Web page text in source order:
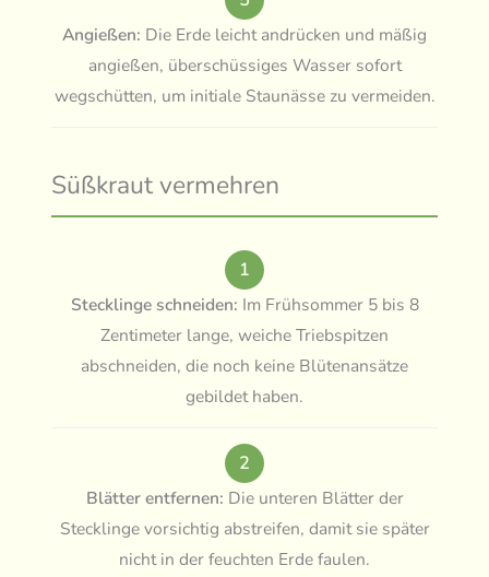
Angießen: Die Erde leicht andrücken und mäßig
angießen, überschüssiges Wasser sofort
wegschütten, um initiale Staunässe zu vermeiden.
Süßkraut vermehren
1
Stecklinge schneiden: Im Frühsommer 5 bis 8
Zentimeter lange, weiche Triebspitzen
abschneiden, die noch keine Blütenansätze
gebildet haben.
2
Blätter entfernen: Die unteren Blätter der
Stecklinge vorsichtig abstreifen, damit sie später
nicht in der feuchten Erde faulen.